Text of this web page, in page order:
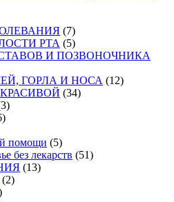
(7)
РТА (5)
И ПОЗВОНОЧНИКА
ГОРЛА И НОСА (12)
(34)
помощи (5)
без лекарств (51)
(13)
(2)